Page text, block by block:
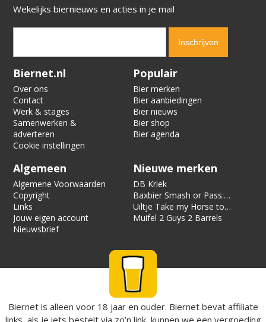
Wekelijks biernieuws en acties in je mail
Verification code:
Biernet.nl
Over ons
Contact
Werk & stages
Samenwerken &
adverteren
Cookie instellingen
Populair
Bier merken
Bier aanbiedingen
Bier nieuws
Bier shop
Bier agenda
Algemeen
Algemene Voorwaarden
Copyright
Links
Jouw eigen account
Nieuwsbrief
Nieuwe merken
DB Kriek
Baxbier Smash or Pass:
Strata
Uiltje Take my Horse to
the Hotel Room
Muifel 2 Guys 2 Barrels
Biernet is alleen voor 18 jaar en ouder. Biernet bevat affiliate
links, als je iets bestelt via zo’n link, kunnen we een vergoeding